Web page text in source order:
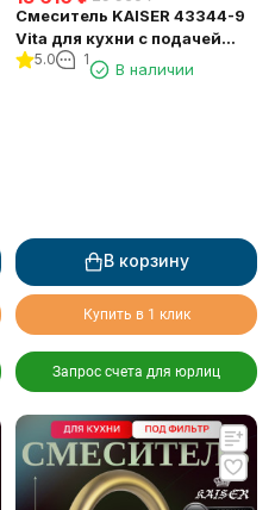
Смеситель KAISER 43344-9
Vita для кухни с подачей
фильтрованной воды
5.0 1
В наличии
В корзину
Купить в 1 клик
Запрос счета для юрлиц